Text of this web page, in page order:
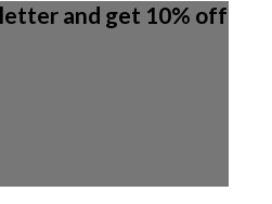
and get 10% off